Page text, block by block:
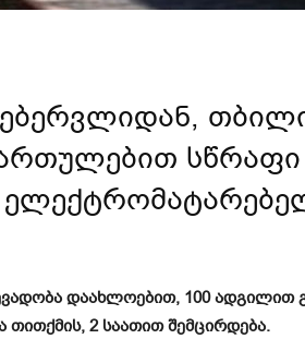
დაახლოებით, 100 ადგილით
2 საათით შემცირდება.